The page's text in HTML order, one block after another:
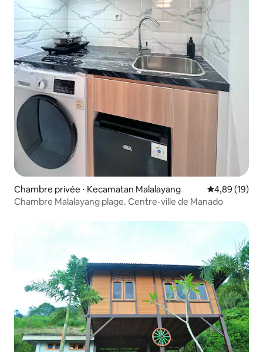
Chambre privée ⋅ Kecamatan Malalayang Évaluation
4,89 (19)
Chambre Malalayang plage. Centre-ville de Manado